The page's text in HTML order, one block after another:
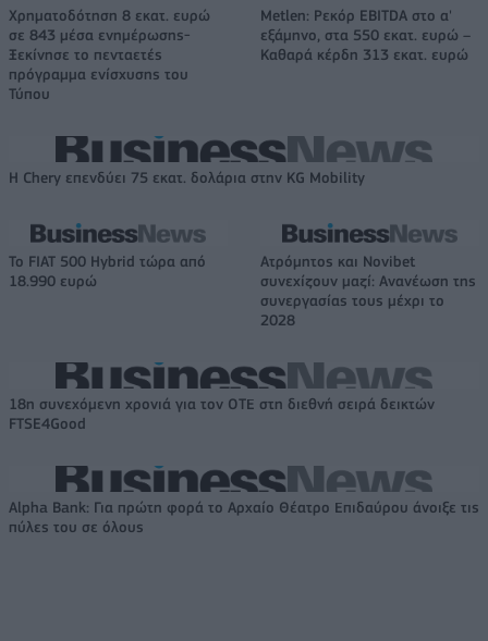
Χρηματοδότηση 8 εκατ. ευρώ
σε 843 μέσα ενημέρωσης-
Ξεκίνησε το πενταετές
πρόγραμμα ενίσχυσης του
Τύπου
Metlen: Ρεκόρ EBITDA στο α'
εξάμηνο, στα 550 εκατ. ευρώ –
Καθαρά κέρδη 313 εκατ. ευρώ
Η Chery επενδύει 75 εκατ. δολάρια στην KG Mobility
Το FIAT 500 Hybrid τώρα από
18.990 ευρώ
Ατρόμητος και Novibet
συνεχίζουν μαζί: Ανανέωση της
συνεργασίας τους μέχρι το
2028
18η συνεχόμενη χρονιά για τον ΟΤΕ στη διεθνή σειρά δεικτών
FTSE4Good
Alpha Bank: Για πρώτη φορά το Αρχαίο Θέατρο Επιδαύρου άνοιξε τις
πύλες του σε όλους